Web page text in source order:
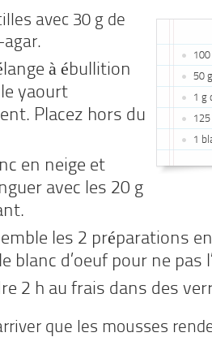
50
1 g
1
avec 30 g de
agar.
à ébullition
yaourt
Placez hors du
en neige et
avec les 20 g
les 2 préparations
blanc d’oeuf pour ne pas
2 h au frais dans des
que les mousses